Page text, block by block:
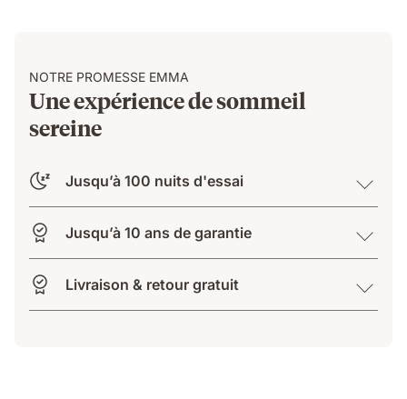
NOTRE PROMESSE EMMA
Une expérience de sommeil
sereine
Jusqu’à 100 nuits d'essai
Jusqu’à 10 ans de garantie
Livraison & retour gratuit